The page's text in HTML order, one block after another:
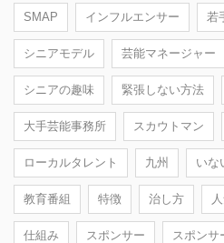
SMAP インフルエンサー 若
シニアモデル 芸能マネージャー
シニアの趣味 緊張しない方法
大手芸能事務所 スカウトマン
ローカルタレント 九州 いな
教育番組 特徴 治し方
仕組み スポンサー スポンサ